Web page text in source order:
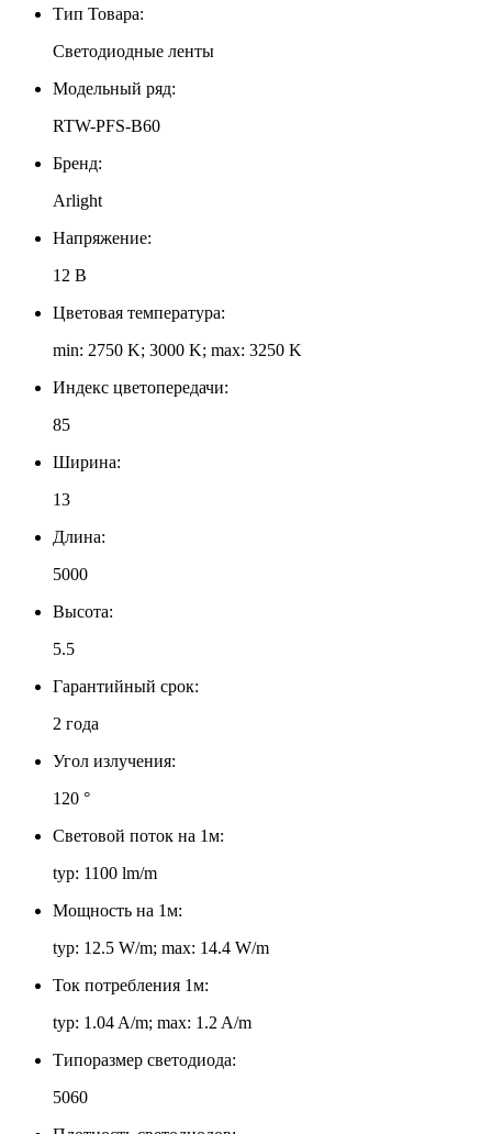
Тип Товара:
Светодиодные ленты
Модельный ряд:
RTW-PFS-B60
Бренд:
Arlight
Напряжение:
12 В
Цветовая температура:
min: 2750 K; 3000 K; max: 3250 K
Индекс цветопередачи:
85
Ширина:
13
Длина:
5000
Высота:
5.5
Гарантийный срок:
2 года
Угол излучения:
120 °
Световой поток на 1м:
typ: 1100 lm/m
Мощность на 1м:
typ: 12.5 W/m; max: 14.4 W/m
Ток потребления 1м:
typ: 1.04 A/m; max: 1.2 A/m
Типоразмер светодиода:
5060